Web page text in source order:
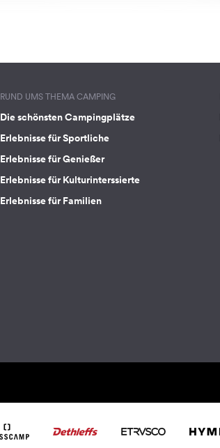
RUND UMS THEMA CAMPING
Die schönsten Campingplätze
Erlebnisse für Sportliche
Erlebnisse für Genießer
Erlebnisse für Kulturinterssierte
Erlebnisse für Familien